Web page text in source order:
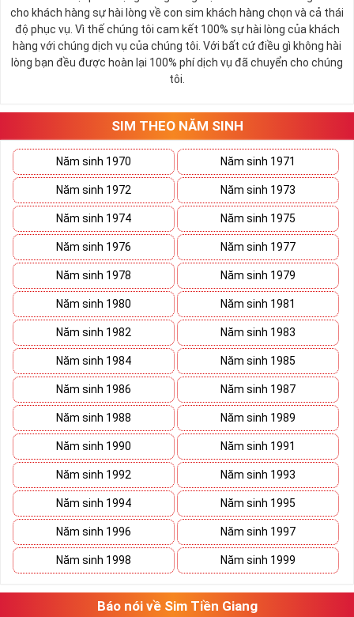
cho khách hàng sự hài lòng về con sim khách hàng chọn và cả thái
độ phục vụ. Vì thế chúng tôi cam kết 100% sự hài lòng của khách
hàng với chúng dịch vụ của chúng tôi. Với bất cứ điều gì không hài
lòng bạn đều được hoàn lại 100% phí dịch vụ đã chuyển cho chúng
tôi.
SIM THEO NĂM SINH
Năm sinh 1970 Năm sinh 1971
Năm sinh 1972 Năm sinh 1973
Năm sinh 1974 Năm sinh 1975
Năm sinh 1976 Năm sinh 1977
Năm sinh 1978 Năm sinh 1979
Năm sinh 1980 Năm sinh 1981
Năm sinh 1982 Năm sinh 1983
Năm sinh 1984 Năm sinh 1985
Năm sinh 1986 Năm sinh 1987
Năm sinh 1988 Năm sinh 1989
Năm sinh 1990 Năm sinh 1991
Năm sinh 1992 Năm sinh 1993
Năm sinh 1994 Năm sinh 1995
Năm sinh 1996 Năm sinh 1997
Năm sinh 1998 Năm sinh 1999
Báo nói về Sim Tiền Giang